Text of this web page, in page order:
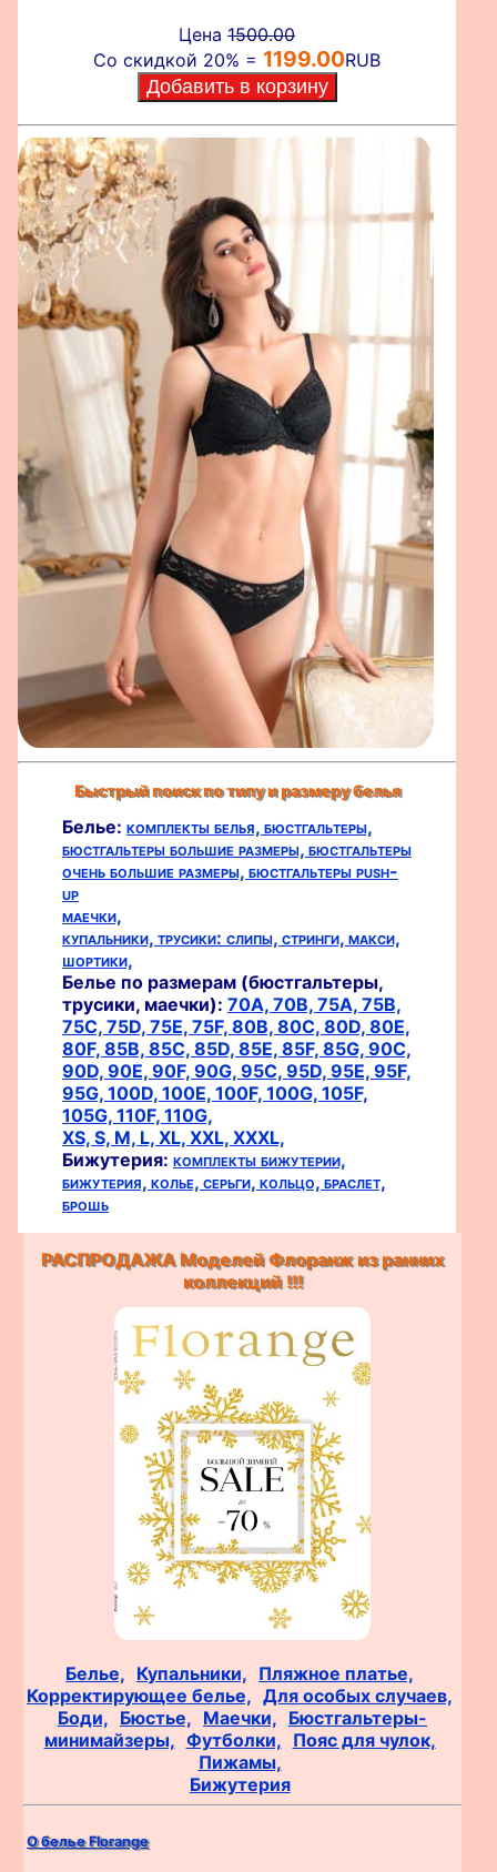
Цена1500.00
Со скидкой 20% = 1199.00RUB
Быстрый поиск по типу и размеру белья
Белье: комплекты белья, бюстгальтеры,
бюстгальтеры большие размеры, бюстгальтеры
очень большие размеры, бюстгальтеры push-
up
маечки,
купальники, трусики: слипы, стринги, макси,
шортики,
Белье по размерам (бюстгальтеры,
трусики, маечки): 70A, 70B, 75A, 75B,
75C, 75D, 75E, 75F, 80B, 80C, 80D, 80E,
80F, 85B, 85C, 85D, 85E, 85F, 85G, 90C,
90D, 90E, 90F, 90G, 95C, 95D, 95E, 95F,
95G, 100D, 100E, 100F, 100G, 105F,
105G, 110F, 110G,
XS, S, M, L, XL, XXL, XXXL,
Бижутерия: комплекты бижутерии,
бижутерия, колье, серьги, кольцо, браслет,
брошь
РАСПРОДАЖА Моделей Флоранж из ранних
коллекций !!!
Белье, Купальники, Пляжное платье,
Корректирующее белье, Для особых случаев,
Боди, Бюстье, Маечки, Бюстгальтеры-
минимайзеры, Футболки, Пояс для чулок,
Пижамы,
Бижутерия
О белье Florange